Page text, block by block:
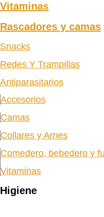
Vitaminas
Rascadores y camas
Snacks
Redes Y Trampillas
Antiparasitarios
Accesorios
Camas
Collares y Arnes
Comedero, bebedero y
Vitaminas
Higiene